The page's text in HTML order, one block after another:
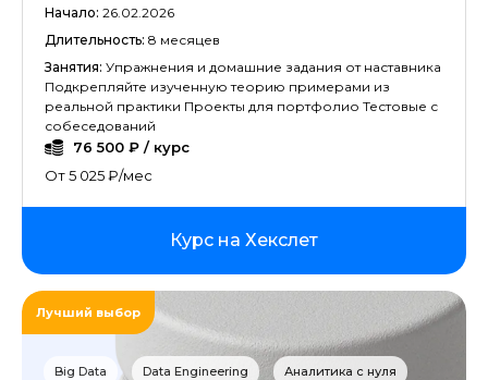
Начало: 26.02.2026
Длительность: 8 месяцев
Занятия: Упражнения и домашние задания от наставника
Подкрепляйте изученную теорию примерами из
реальной практики Проекты для портфолио Тестовые с
собеседований
76 500 ₽ / курс
От 5 025 ₽/мес
Курс на Хекслет
Лучший выбор
Big Data Data Engineering Аналитика с нуля